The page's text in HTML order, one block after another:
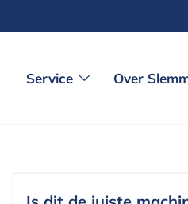
Service Over